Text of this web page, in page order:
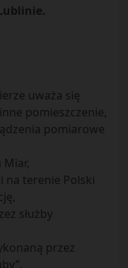
uważa się
pomieszczenie,
pomiarowe
Miar,
na terenie Polski
służby
przez